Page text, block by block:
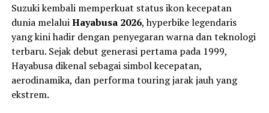
Suzuki kembali memperkuat status ikon kecepatan
dunia melaluiHayabusa 2026, hyperbike legendaris
yang kini hadir dengan penyegaran warna dan teknologi
terbaru. Sejak debut generasi pertama pada 1999,
Hayabusa dikenal sebagai simbol kecepatan,
aerodinamika, dan performa touring jarak jauh yang
ekstrem.